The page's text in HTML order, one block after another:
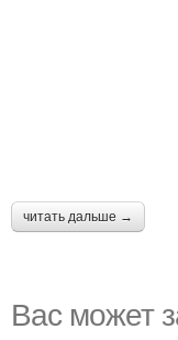
читать дальше →
Вас может